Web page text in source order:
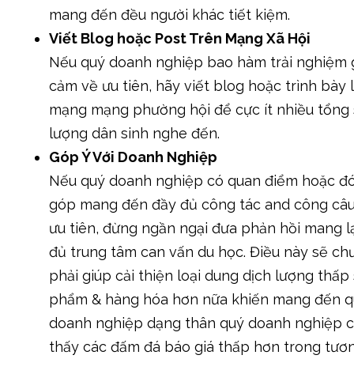
mang đến đều người khác tiết kiệm.
Viết Blog hoặc Post Trên Mạng Xã Hội
Nếu quý doanh nghiệp bao hàm trải nghiệm
cảm về ưu tiên, hãy viết blog hoặc trình bày
mạng mạng phường hội để cực ít nhiều tổng
lượng dân sinh nghe đến.
Góp Ý Với Doanh Nghiệp
Nếu quý doanh nghiệp có quan điểm hoặc
góp mang đến đầy đủ công tác and công
ưu tiên, đừng ngần ngại đưa phản hồi mang
đủ trung tâm can vấn du học. Điều này sẽ
phải giúp cải thiện loại dung dịch lượng thấp
phẩm & hàng hóa hơn nữa khiến mang đến
doanh nghiệp dạng thân quý doanh nghiệp
thấy các đấm đá báo giá thấp hơn trong